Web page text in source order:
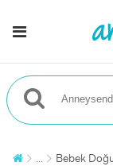
... Bebek